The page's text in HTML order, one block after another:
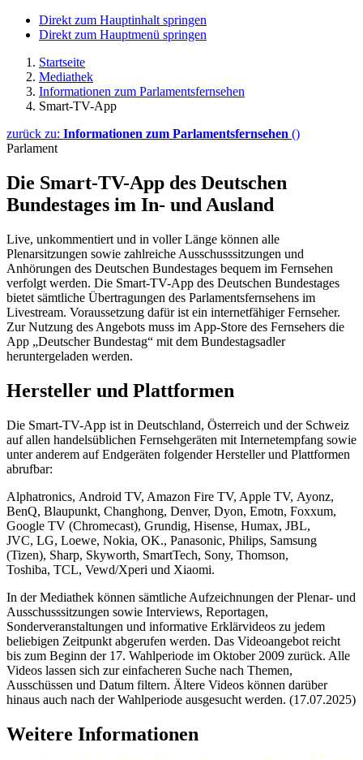
Direkt zum Hauptinhalt springen
Direkt zum Hauptmenü springen
Startseite
Mediathek
Informationen zum Parlamentsfernsehen
Smart-TV-App
zurück zu: Informationen zum Parlamentsfernsehen ()
Parlament
Die Smart-TV-App des Deutschen
Bundestages im In- und Ausland
Live, unkommentiert und in voller Länge können alle
Plenarsitzungen sowie zahlreiche Ausschusssitzungen und
Anhörungen des Deutschen Bundestages bequem im Fernsehen
verfolgt werden. Die Smart-TV-App des Deutschen Bundestages
bietet sämtliche Übertragungen des Parlamentsfernsehens im
Livestream. Voraussetzung dafür ist ein internetfähiger Fernseher.
Zur Nutzung des Angebots muss im App-Store des Fernsehers die
App „Deutscher Bundestag“ mit dem Bundestagsadler
heruntergeladen werden.
Hersteller und Plattformen
Die Smart-TV-App ist in Deutschland, Österreich und der Schweiz
auf allen handelsüblichen Fernsehgeräten mit Internetempfang sowie
unter anderem auf Endgeräten folgender Hersteller und Plattformen
abrufbar:
Alphatronics, Android TV, Amazon Fire TV, Apple TV, Ayonz,
BenQ, Blaupunkt, Changhong, Denver, Dyon, Emotn, Foxxum,
Google TV (Chromecast), Grundig, Hisense, Humax, JBL,
JVC, LG, Loewe, Nokia, OK., Panasonic, Philips, Samsung
(Tizen), Sharp, Skyworth, SmartTech, Sony, Thomson,
Toshiba, TCL, Vewd/Xperi und Xiaomi.
In der Mediathek können sämtliche Aufzeichnungen der Plenar- und
Ausschusssitzungen sowie Interviews, Reportagen,
Sonderveranstaltungen und informative Erklärvideos zu jedem
beliebigen Zeitpunkt abgerufen werden. Das Videoangebot reicht
bis zum Beginn der 17. Wahlperiode im Oktober 2009 zurück. Alle
Videos lassen sich zur einfacheren Suche nach Themen,
Ausschüssen und Datum filtern. Ältere Videos können darüber
hinaus auch nach der Wahlperiode ausgesucht werden. (17.07.2025)
Weitere Informationen